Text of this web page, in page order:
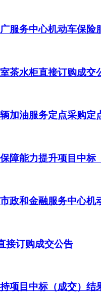
服务中心机动车保
茶水柜直接订购成交
加油服务定点采购定
障能力提升项目中标
政和金融服务中心
接订购成交公告
项目中标（成交）结